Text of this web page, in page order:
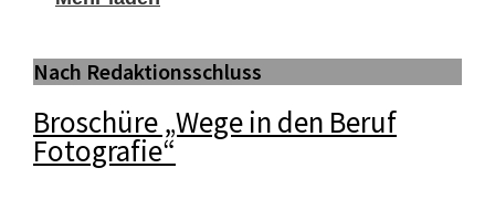
Nach Redaktionsschluss
Broschüre „Wege in den Beruf
Fotografie“